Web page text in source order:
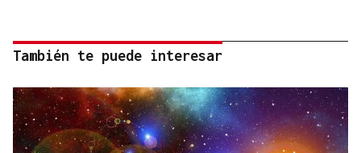
También te puede interesar